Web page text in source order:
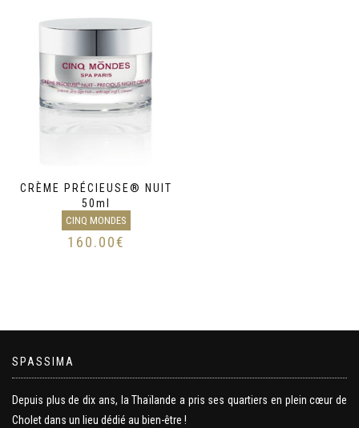
CRÈME PRÉCIEUSE® NUIT
50ml
CINQ MONDES
160.00€
SPASSIMA
Depuis plus de dix ans, la Thaïlande a pris ses quartiers en plein cœur de
Cholet dans un lieu dédié au bien-être !